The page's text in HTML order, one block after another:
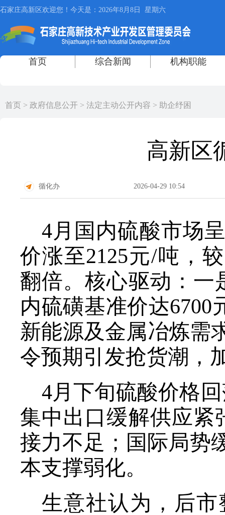
首页 > 政府信息公开 > 法定主动公开内容 > 助企纾困
高新区
循化办 2026-04-29 10:54
4月国内硫酸市场
价涨至2125元/吨，
翻倍。核心驱动：一
内硫磺基准价达
新能源及金属冶炼需
令预期引发抢货潮，
4月下旬硫酸价格
集中出口缓解供应紧
接力不足；国际局势
本支撑弱化。
生意社认为，后